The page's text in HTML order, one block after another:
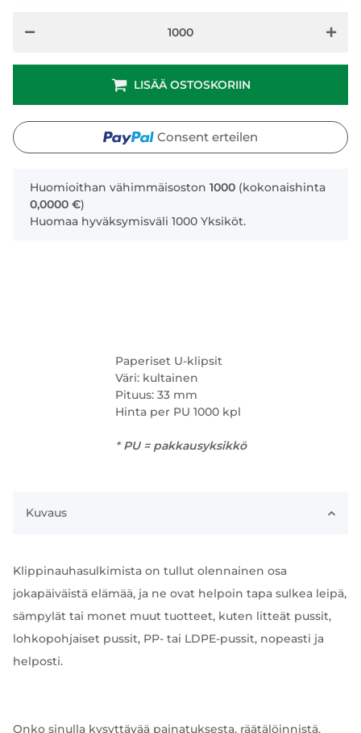
Paperiset U-klipsit
Väri: kultainen
Pituus: 33 mm
Hinta per PU 1000 kpl
*PU = pakkausyksikkö
LISÄÄ OSTOSKORIIN
Consent erteilen
x
Huomioithan vähimmäisoston 1000 (kokonaishinta
0,0000 €)
Huomaa hyväksymisväli 1000 Yksiköt.
Kuvaus
Klippinauhasulkimista on tullut olennainen osa
jokapäiväistä elämää, ja ne ovat helpoin tapa sulkea leipä,
sämpylät tai monet muut tuotteet, kuten litteät pussit,
lohkopohjaiset pussit, PP- tai LDPE-pussit, nopeasti ja
helposti.
Onko sinulla kysyttävää painatuksesta, räätälöinnistä,